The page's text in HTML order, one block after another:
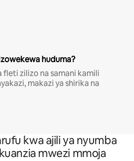
huduma?
fleti zilizo na samani kamili
makazi ya shirika na
kwa ajili ya nyumba
mwezi mmoja